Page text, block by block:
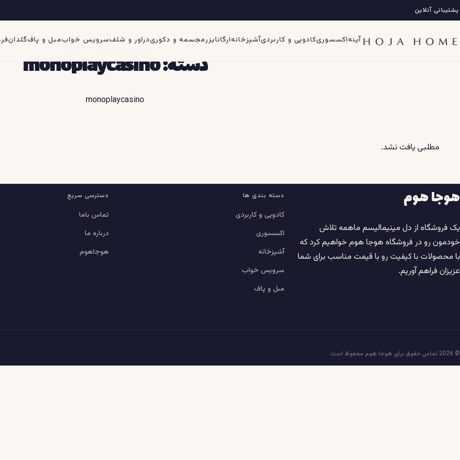
رفتن
به
محتوا
آنلاین
آینهاکسسوریکادویی و کاربردیآشپزخانهارگانایزرمجسمه و دکوریدراور و شلفسرویس خوابمبل و پافگلدان
دسته:monoplaycasino
monoplaycasino
مطلبی یافت نشد.
هوجا هوم
یک فروشگاه از دل مینیمالیسم ماهمه تلاش
خودمون رو در فروشگاه هوجا هوم خواهیم کرد که
با محصولات با کیفیت رو با قیمت مناسب برای شما
عزیزان فراهم آوریم.
دسته بندی ها
کادویی و کاربردی
اکسسوری
آشپزخانه
سرویس خواب
مبل و پاف
دسترسی سریع
تماس باما
درباره ما
هوجاهوم
© 2026 تمامی حقوق برای هوجا هوم محفوظ است